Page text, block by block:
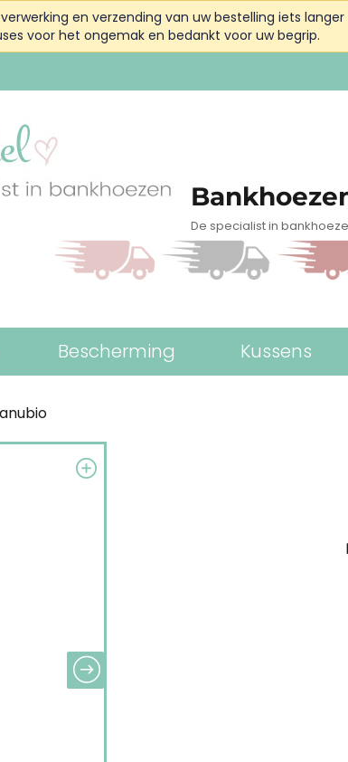
en verzending van uw bestelling iets
voor het ongemak en bedankt voor uw begrip.
De specialist in
Bescherming Kussens